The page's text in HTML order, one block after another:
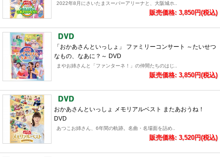
2022年8月にさいたまスーパーアリーナと、大阪城ホ..
販売価格: 3,850円(税込)
「おかあさんといっしょ」 ファミリーコンサート ～たいせつ
なもの、なあに？～ DVD
まやお姉さんと「ファンターネ！」の仲間たちのはじ..
販売価格: 3,850円(税込)
おかあさんといっしょ メモリアルベスト またあおうね！
DVD
あつこお姉さん、6年間の軌跡。名曲・名場面を詰め..
販売価格: 3,520円(税込)